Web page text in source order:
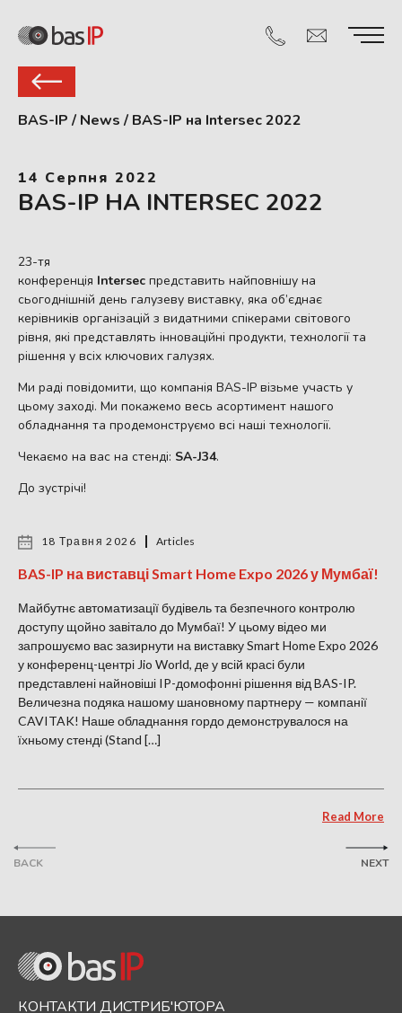
BAS-IP / News / BAS-IP на Intersec 2022
14 Серпня 2022
BAS-IP НА INTERSEC 2022
23-тя
конференція Intersec представить найповнішу на
сьогоднішній день галузеву виставку, яка об’єднає
керівників організацій з видатними спікерами світового
рівня, які представлять інноваційні продукти, технології та
рішення у всіх ключових галузях.
Ми раді повідомити, що компанія BAS-IP візьме участь у
цьому заході. Ми покажемо весь асортимент нашого
обладнання та продемонструємо всі наші технології.
Чекаємо на вас на стенді: SA-J34.
До зустрічі!
BACK
18 Травня 2026 Articles
BAS-IP на виставці Smart Home Expo 2026 у Мумбаї!
Майбутнє автоматизації будівель та безпечного контролю
доступу щойно завітало до Мумбаї! У цьому відео ми
запрошуємо вас зазирнути на виставку Smart Home Expo 2026
у конференц-центрі Jio World, де у всій красі були
представлені найновіші IP-домофонні рішення від BAS-IP.
Величезна подяка нашому шановному партнеру — компанії
CAVITAK! Наше обладнання гордо демонструвалося на
їхньому стенді (Stand […]
Read More
NEXT
КОНТАКТИ ДИСТРИБ'ЮТОРА